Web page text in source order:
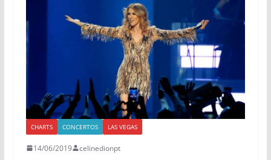
CHARTS CONCERTOS LAS VEGAS
14/06/2019 celinedionpt